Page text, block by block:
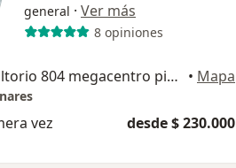
general · Ver más
8 opiniones
torre 2 consultorio 804 megacentro pinares, Pereira • Mapa
vez desde $ 230.000